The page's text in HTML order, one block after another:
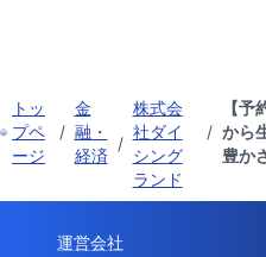
トッ
プペ
ージ
/
金
融・
経済
/
株式会
社ダイ
シング
ランド
/
【
から
豊か
運営会社